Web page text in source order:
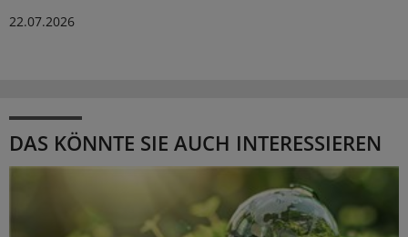
22.07.2026
DAS KÖNNTE SIE AUCH INTERESSIEREN